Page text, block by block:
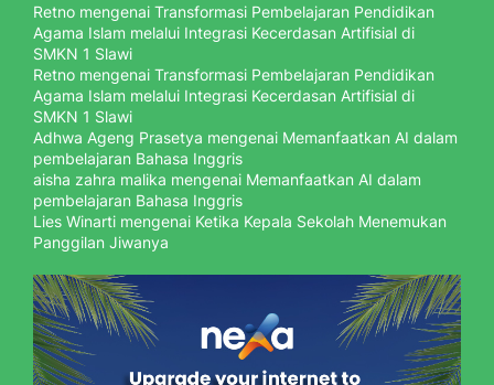
Retno mengenai Transformasi Pembelajaran Pendidikan
Agama Islam melalui Integrasi Kecerdasan Artifisial di
SMKN 1 Slawi
Retno mengenai Transformasi Pembelajaran Pendidikan
Agama Islam melalui Integrasi Kecerdasan Artifisial di
SMKN 1 Slawi
Adhwa Ageng Prasetya mengenai Memanfaatkan AI dalam
pembelajaran Bahasa Inggris
aisha zahra malika mengenai Memanfaatkan AI dalam
pembelajaran Bahasa Inggris
Lies Winarti mengenai Ketika Kepala Sekolah Menemukan
Panggilan Jiwanya